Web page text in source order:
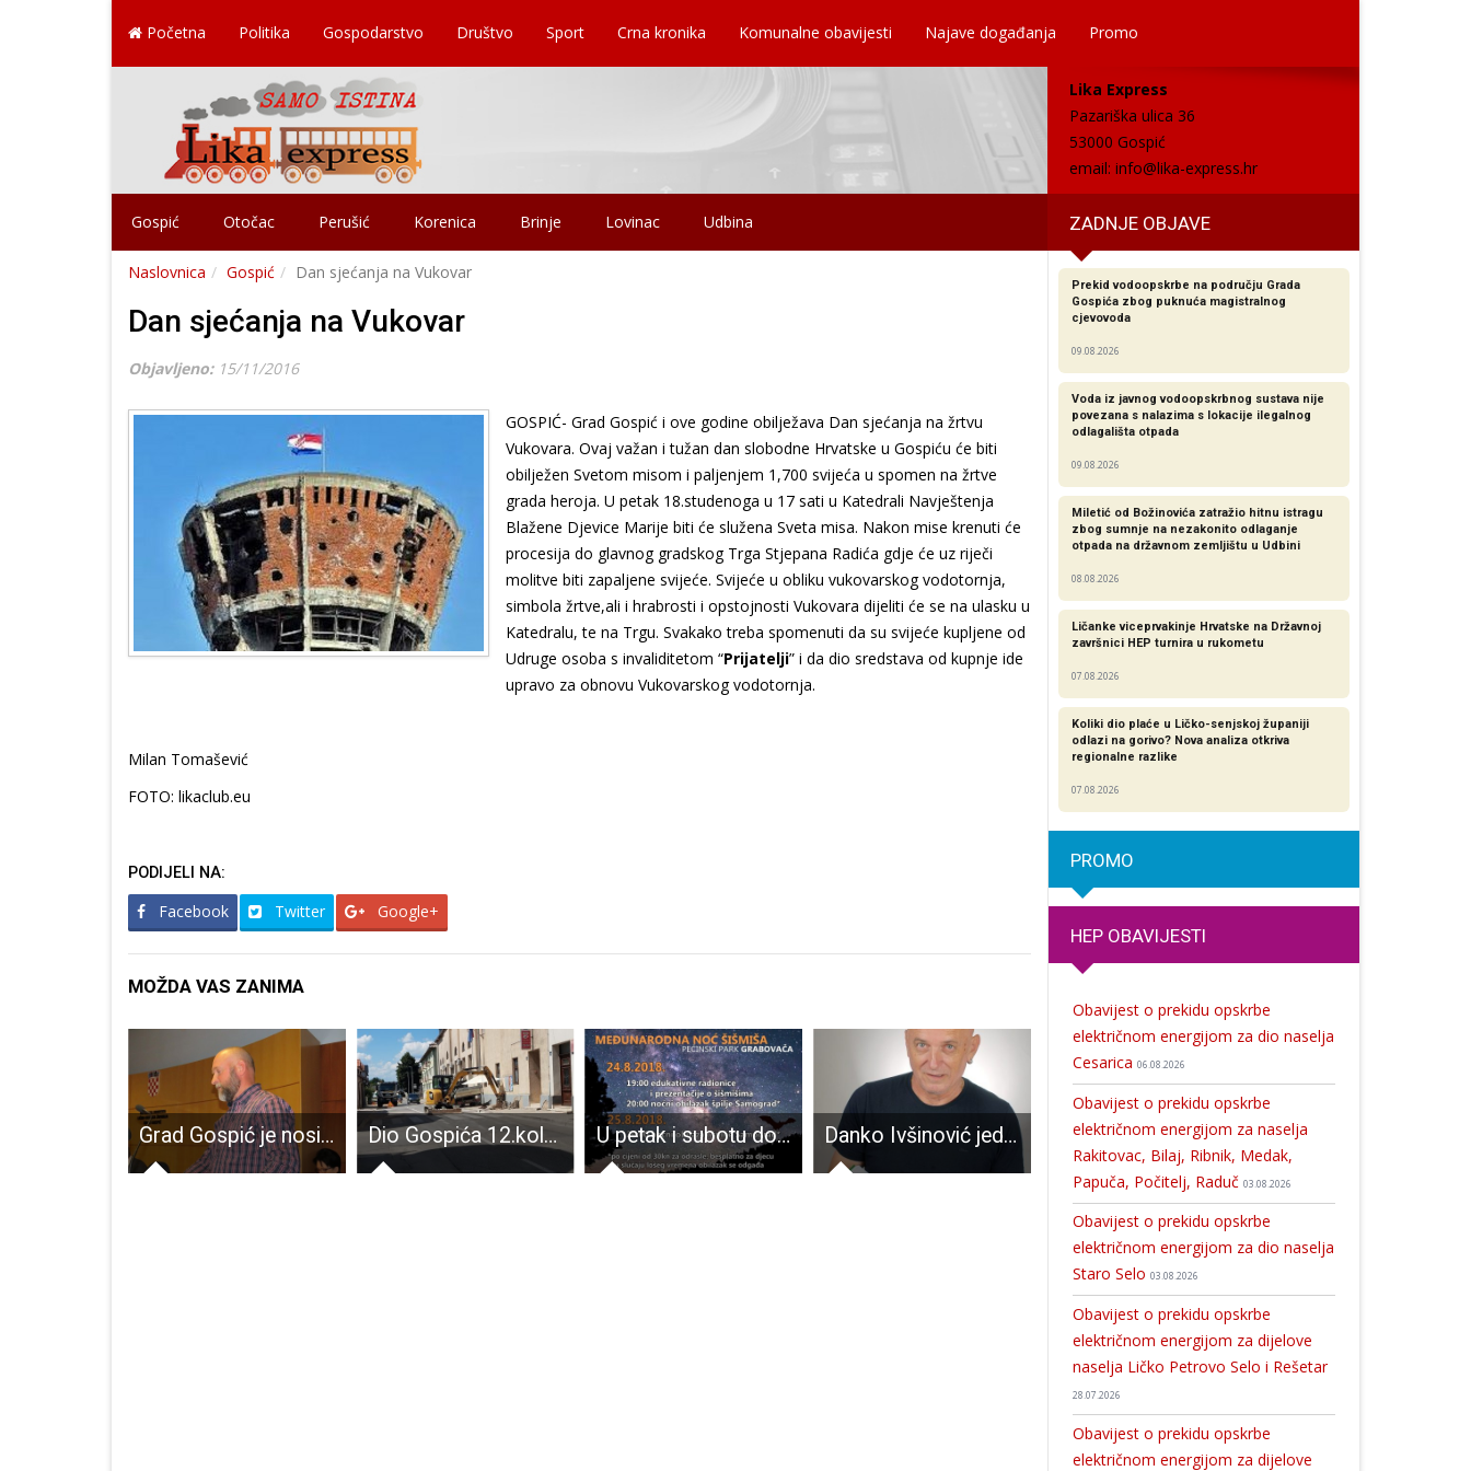
Početna Politika Gospodarstvo Društvo Sport Crna kronika Komunalne obavijesti Najave događanja Promo
Lika Express
Pazariška ulica 36
53000 Gospić
email: info@lika-express.hr
Gospić Otočac Perušić Korenica Brinje Lovinac Udbina ZADNJE OBJAVE
Naslovnica Gospić Dan sjećanja na Vukovar
Dan sjećanja na Vukovar
Objavljeno: 15/11/2016
GOSPIĆ- Grad Gospić i ove godine obilježava Dan sjećanja na žrtvu
Vukovara. Ovaj važan i tužan dan slobodne Hrvatske u Gospiću će biti
obilježen Svetom misom i paljenjem 1,700 svijeća u spomen na žrtve
grada heroja. U petak 18.studenoga u 17 sati u Katedrali Navještenja
Blažene Djevice Marije biti će služena Sveta misa. Nakon mise krenuti će
procesija do glavnog gradskog Trga Stjepana Radića gdje će uz riječi
molitve biti zapaljene svijeće. Svijeće u obliku vukovarskog vodotornja,
simbola žrtve,ali i hrabrosti i opstojnosti Vukovara dijeliti će se na ulasku u
Katedralu, te na Trgu. Svakako treba spomenuti da su svijeće kupljene od
Udruge osoba s invaliditetom “Prijatelji” i da dio sredstava od kupnje ide
upravo za obnovu Vukovarskog vodotornja.
Milan Tomašević
FOTO: likaclub.eu
PODIJELI NA:
Facebook Twitter Google+
MOŽDA VAS ZANIMA
Grad Gospić je nositelj projekta gradnje Spomen-obilježja na Ljubovu!!! Dio Gospića 12.kolovoza bit će bez pitke vode U petak i subotu dođite u Pećinski park Grabovača na Noć šišmiša!!! Danko Ivšinović jedan je od najboljih hrvatskih aforističara Mladi iz Ličko-senjske županije mogu se prijaviti na radionicu UPSHIFT
Prekid vodoopskrbe na području Grada
Gospića zbog puknuća magistralnog
cjevovoda
09.08.2026
Voda iz javnog vodoopskrbnog sustava nije
povezana s nalazima s lokacije ilegalnog
odlagališta otpada
09.08.2026
Miletić od Božinovića zatražio hitnu istragu
zbog sumnje na nezakonito odlaganje
otpada na državnom zemljištu u Udbini
08.08.2026
Ličanke viceprvakinje Hrvatske na Državnoj
završnici HEP turnira u rukometu
07.08.2026
Koliki dio plaće u Ličko-senjskoj županiji
odlazi na gorivo? Nova analiza otkriva
regionalne razlike​
07.08.2026
PROMO
HEP OBAVIJESTI
Obavijest o prekidu opskrbe
električnom energijom za dio naselja
Cesarica 06.08.2026
Obavijest o prekidu opskrbe
električnom energijom za naselja
Rakitovac, Bilaj, Ribnik, Medak,
Papuča, Počitelj, Raduč 03.08.2026
Obavijest o prekidu opskrbe
električnom energijom za dio naselja
Staro Selo 03.08.2026
Obavijest o prekidu opskrbe
električnom energijom za dijelove
naselja Ličko Petrovo Selo i Rešetar
28.07.2026
Obavijest o prekidu opskrbe
električnom energijom za dijelove